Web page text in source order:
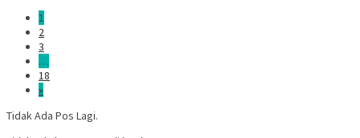
1
2
3
…
18
»
Tidak Ada Pos Lagi.